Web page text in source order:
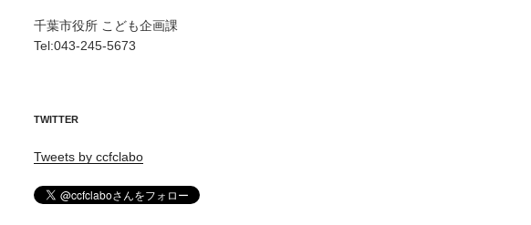
千葉市役所 こども企画課
Tel:043-245-5673
TWITTER
Tweets by ccfclabo